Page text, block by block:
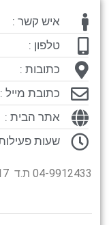
איש קשר :
טלפון :
כתובות :
כתובת מייל :
אתר הבית :
שעות
04-9912433 ת.ד 9017 קרית ביאליק